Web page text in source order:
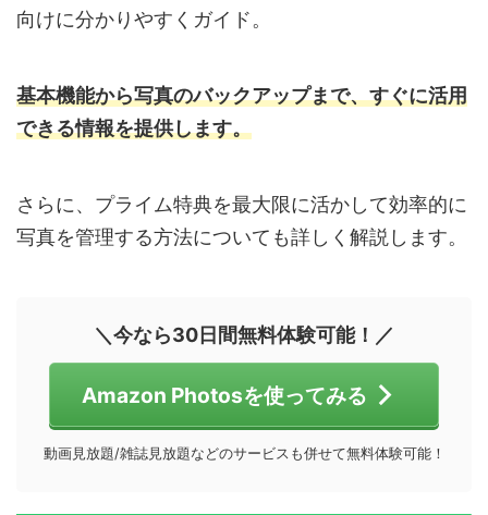
向けに分かりやすくガイド。
基本機能から写真のバックアップまで、すぐに活用
できる情報を提供します。
さらに、プライム特典を最大限に活かして効率的に
写真を管理する方法についても詳しく解説します。
＼今なら30日間無料体験可能！／
Amazon Photosを使ってみる
動画見放題/雑誌見放題などのサービスも併せて無料体験可能！